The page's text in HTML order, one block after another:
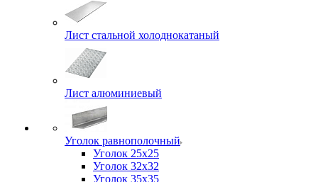
Лист стальной холоднокатаный
Лист алюминиевый
Уголок равнополочный
Уголок 25x25
Уголок 32x32
Уголок 35x35